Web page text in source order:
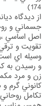
174)
از ديدگاه
جسماني و
اصل اساسي
تقويت و
وسيله اي
و رسيدن به
زن و مرد
كانوني گرم
تكامل